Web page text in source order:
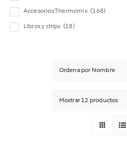
Accesorios Thermomix (168)
Libros y chips (18)
Ordena por Nombre
Mostrar12 productos